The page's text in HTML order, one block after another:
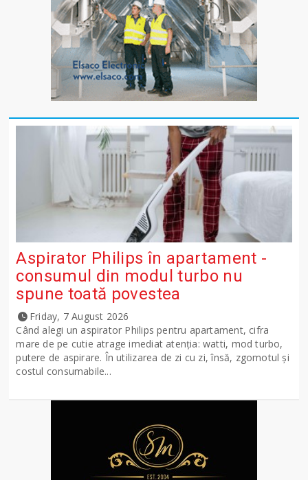
Aspirator Philips în apartament -
consumul din modul turbo nu
spune toată povestea
Friday, 7 August 2026
Când alegi un aspirator Philips pentru apartament, cifra
mare de pe cutie atrage imediat atenția: watti, mod turbo,
putere de aspirare. În utilizarea de zi cu zi, însă, zgomotul și
costul consumabile...